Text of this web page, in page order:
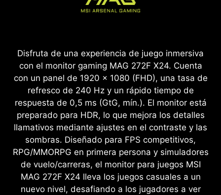
Disfruta de una experiencia de juego inmersiva
con el monitor gaming MAG 272F X24. Cuenta
con un panel de 1920 x 1080 (FHD), una tasa de
refresco de 240 Hz y un rápido tiempo de
respuesta de 0,5 ms (GtG, mín.). El monitor está
preparado para HDR, lo que mejora los detalles
llamativos mediante ajustes en el contraste y las
sombras. Diseñado para FPS competitivos,
RPG/MMORPG en primera persona y simuladores
de vuelo/carreras, el monitor para juegos MSI
MAG 272F X24 lleva los juegos casuales a un
nuevo nivel, desafiando a los jugadores a ver